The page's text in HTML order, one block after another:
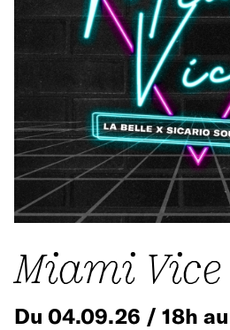
Miami Vice
Du 04.09.26 / 18h